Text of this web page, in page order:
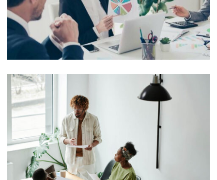
View More
Lorem Ipsum is simply dummy text of the printing and
typesetting industry. Lorem Ipsum...
View More